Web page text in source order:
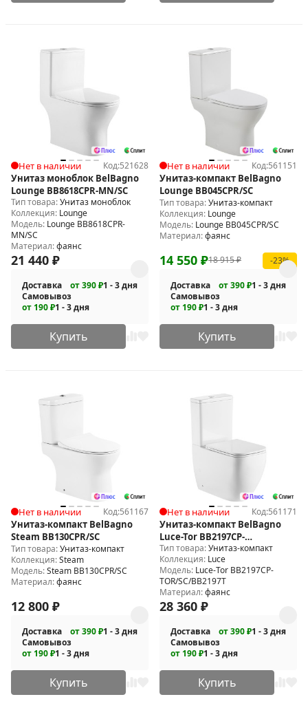
Нет в наличии Код:521628
Унитаз моноблок BelBagno
Lounge BB8618CPR-MN/SC
Тип товара:Унитаз моноблок
Коллекция: Lounge
Модель: Lounge BB8618CPR-
MN/SC
Материал:фаянс
21 440 ₽
Доставка от 390 ₽1 - 3 дня
Самовывоз
от 190 ₽1 - 3 дня
Купить
Нет в наличии Код:561151
Унитаз-компакт BelBagno
Lounge BB045CPR/SC
Тип товара:Унитаз-компакт
Коллекция: Lounge
Модель: Lounge BB045CPR/SC
Материал:фаянс
18 915₽
14 550 ₽ -23%
Доставка от 390 ₽1 - 3 дня
Самовывоз
от 190 ₽1 - 3 дня
Купить
Нет в наличии Код:561167
Унитаз-компакт BelBagno
Steam BB130CPR/SC
Тип товара:Унитаз-компакт
Коллекция:Steam
Модель:Steam BB130CPR/SC
Материал:фаянс
12 800 ₽
Доставка от 390 ₽1 - 3 дня
Самовывоз
от 190 ₽1 - 3 дня
Купить
Нет в наличии Код:561171
Унитаз-компакт BelBagno
Luce-Tor BB2197CP-
TOR/SC/BB2197T
Тип товара:Унитаз-компакт
Коллекция: Luce
Модель: Luce-Tor BB2197CP-
TOR/SC/BB2197T
Материал:фаянс
28 360 ₽
Доставка от 390 ₽1 - 3 дня
Самовывоз
от 190 ₽1 - 3 дня
Купить